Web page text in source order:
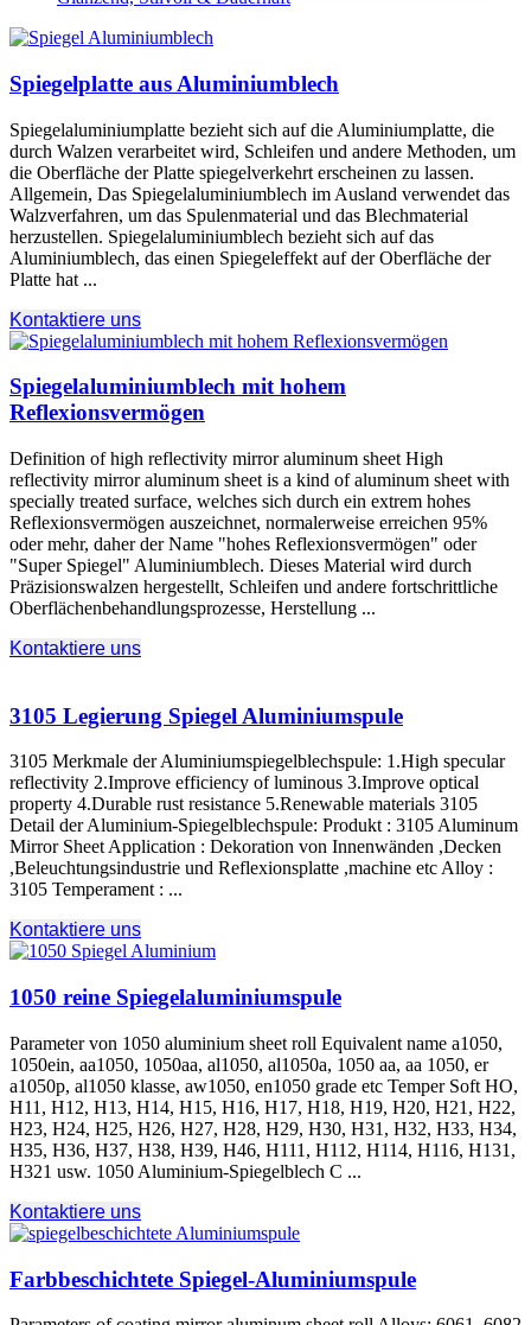
Spiegelplatte aus Aluminiumblech
Spiegelaluminiumplatte bezieht sich auf die Aluminiumplatte, die
durch Walzen verarbeitet wird, Schleifen und andere Methoden, um
die Oberfläche der Platte spiegelverkehrt erscheinen zu lassen.
Allgemein, Das Spiegelaluminiumblech im Ausland verwendet das
Walzverfahren, um das Spulenmaterial und das Blechmaterial
herzustellen. Spiegelaluminiumblech bezieht sich auf das
Aluminiumblech, das einen Spiegeleffekt auf der Oberfläche der
Platte hat ...
Kontaktiere uns
Spiegelaluminiumblech mit hohem
Reflexionsvermögen
Definition of high reflectivity mirror aluminum sheet High
reflectivity mirror aluminum sheet is a kind of aluminum sheet with
specially treated surface, welches sich durch ein extrem hohes
Reflexionsvermögen auszeichnet, normalerweise erreichen 95%
oder mehr, daher der Name "hohes Reflexionsvermögen" oder
"Super Spiegel" Aluminiumblech. Dieses Material wird durch
Präzisionswalzen hergestellt, Schleifen und andere fortschrittliche
Oberflächenbehandlungsprozesse, Herstellung ...
Kontaktiere uns
3105 Legierung Spiegel Aluminiumspule
3105 Merkmale der Aluminiumspiegelblechspule: 1.High specular
reflectivity 2.Improve efficiency of luminous 3.Improve optical
property 4.Durable rust resistance 5.Renewable materials 3105
Detail der Aluminium-Spiegelblechspule: Produkt : 3105Aluminum
Mirror Sheet Application : Dekoration von Innenwänden ,Decken
,Beleuchtungsindustrie und Reflexionsplatte ,machine etc Alloy :
3105 Temperament : ...
Kontaktiere uns
1050 reine Spiegelaluminiumspule
Parameter von 1050 aluminium sheet roll Equivalent name a1050,
1050ein, aa1050, 1050aa, al1050, al1050a, 1050 aa, aa 1050, er
a1050p, al1050 klasse, aw1050, en1050 grade etc Temper Soft HO,
H11, H12, H13, H14, H15, H16, H17, H18, H19, H20, H21, H22,
H23, H24, H25, H26, H27, H28, H29, H30, H31, H32, H33, H34,
H35, H36, H37, H38, H39, H46, H111, H112, H114, H116, H131,
H321 usw. 1050 Aluminium-Spiegelblech C ...
Kontaktiere uns
Farbbeschichtete Spiegel-Aluminiumspule